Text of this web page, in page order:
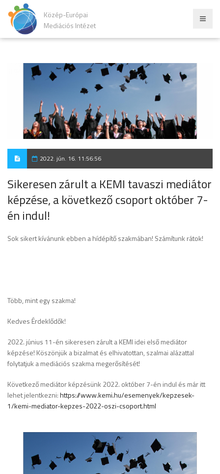
Közép-Európai
Mediációs Intézet
2022. jún. 16. 11:56:56
Sikeresen zárult a KEMI tavaszi mediátor
képzése, a következő csoport október 7-
én indul!
Sok sikert kívánunk ebben a hídépítő szakmában! Számítunk rátok!
Több, mint egy szakma!
Kedves Érdeklődők!
2022. június 11-én sikeresen zárult a KEMI idei első mediátor
képzése! Köszönjük a bizalmat és elhivatottan, szalmai alázattal
folytatjuk a mediációs szakma megerősítését!
Következő mediátor képzésünk 2022. október 7-én indul és már itt
lehet jelentkezni:https://www.kemi.hu/esemenyek/kepzesek-
1/kemi-mediator-kepzes-2022-oszi-csoport.html